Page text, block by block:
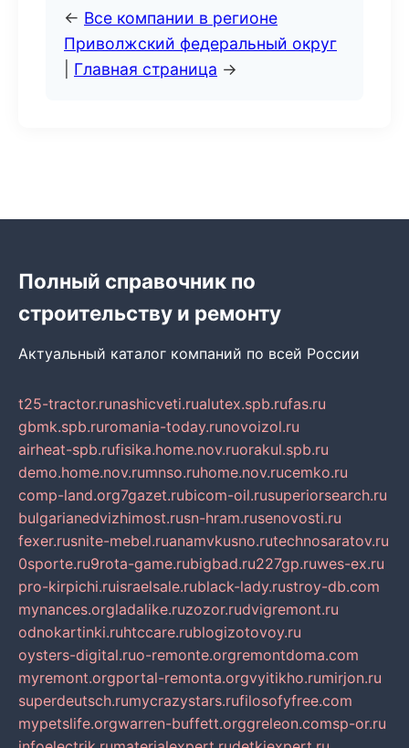
← Все компании в регионе
Приволжский федеральный округ
Главная страница →
Полный справочник по
строительству и ремонту
Актуальный каталог компаний по всей России
t25-tractor.runashicveti.rualutex.spb.rufas.ru
gbmk.spb.ruromania-today.runovoizol.ru
airheat-spb.rufisika.home.nov.ruorakul.spb.ru
demo.home.nov.rumnso.ruhome.nov.rucemko.ru
comp-land.org7gazet.rubicom-oil.rusuperiorsearch.ru
bulgarianedvizhimost.rusn-hram.rusenovosti.ru
fexer.rusnite-mebel.ruanamvkusno.rutechnosaratov.ru
0sporte.ru9rota-game.rubigbad.ru227gp.ruwes-ex.ru
pro-kirpichi.ruisraelsale.rublack-lady.rustroy-db.com
mynances.orgladalike.ruzozor.rudvigremont.ru
odnokartinki.ruhtccare.rublogizotovoy.ru
oysters-digital.ruo-remonte.orgremontdoma.com
myremont.orgportal-remonta.orgvyitikho.rumirjon.ru
superdeutsch.rumycrazystars.rufilosofyfree.com
mypetslife.orgwarren-buffett.orggreleon.comsp-or.ru